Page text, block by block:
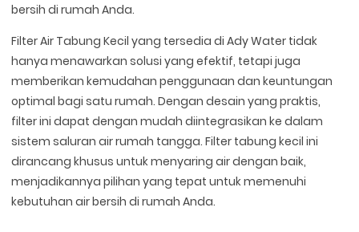
bersih di rumah Anda.
Filter Air Tabung Kecil yang tersedia di Ady Water tidak
hanya menawarkan solusi yang efektif, tetapi juga
memberikan kemudahan penggunaan dan keuntungan
optimal bagi satu rumah. Dengan desain yang praktis,
filter ini dapat dengan mudah diintegrasikan ke dalam
sistem saluran air rumah tangga. Filter tabung kecil ini
dirancang khusus untuk menyaring air dengan baik,
menjadikannya pilihan yang tepat untuk memenuhi
kebutuhan air bersih di rumah Anda.